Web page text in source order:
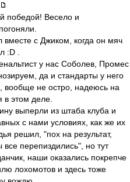
победой! Весело и
вместе с Джиком, когда он мяч
:D .
у нас Соболев, Промес
да и стандарты у него
вообще не остро, надеюсь на
в этом деле.
выперли из штаба клуба и
с нами условиях, как же их
решил, "пох на результат,
все перепиздились", но тут
наши оказались покрепче
лохомотов и здесь тоже